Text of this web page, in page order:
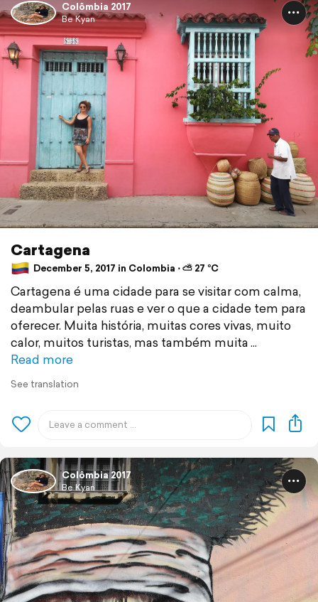
Colômbia 2017
Be Kyan
Cartagena
December 5, 2017 in Colombia ⋅ ⛅ 27 °C
Cartagena é uma cidade para se visitar com calma,
deambular pelas ruas e ver o que a cidade tem para
oferecer. Muita história, muitas cores vivas, muito
calor, muitos turistas, mas também muita
Read more
See translation
Colômbia 2017
Be Kyan